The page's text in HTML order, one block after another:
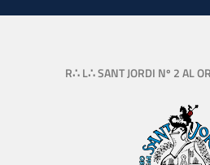
R∴ L∴ SANT JORDI Nº 2 AL